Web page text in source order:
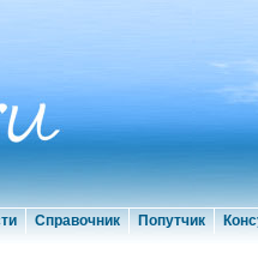
Справочник Попутчик